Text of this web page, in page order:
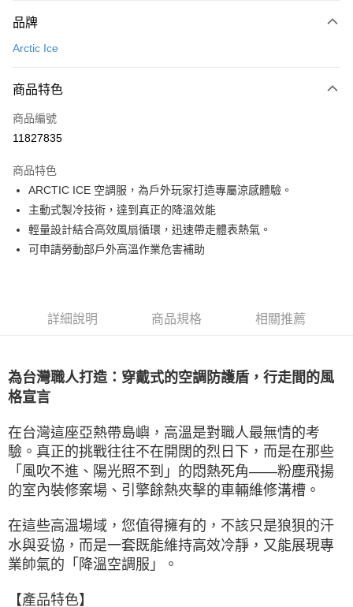
信用卡一次付款
3 期 0 利率 每期
合作金庫商業銀行
上海商業儲蓄銀行
臺灣中小企業銀行
匯豐（台灣）商業銀行
華泰商業銀行
聯邦商業銀行
遠東國際商業銀行
元大商業銀行
永豐商業銀行
玉山商業銀行
星展（台灣）商業銀行
超商取貨付款
LINE Pay
Apple Pay
ATM付款
運送方式
付款後全家取貨
7-11取貨付款
每筆NT$60，滿NT$490(含以上)免運費
每筆NT$60，滿NT$490(含以上)免運費
宅配
每筆NT$80，滿NT$490(含以上)免運費
離島宅配
每筆NT$80，滿NT$490(含以上)免運費
付款後門市自取
免運費
品牌
Arctic Ice
商品特色
商品編號
11827835
商品特色
ARCTIC ICE 空調服，為戶外玩家打造專屬涼感體驗。
主動式製冷技術，達到真正的降溫效能
輕量設計結合高效風扇循環，迅速帶走體表熱氣。
可申請勞動部戶外高溫作業危害補助
詳細說明 商品規格 相關推薦
為台灣職人打造：穿戴式的空調防護盾，行走間的風
格宣言
在台灣這座亞熱帶島嶼，高溫是對職人最無情的考
驗。真正的挑戰往往不在開闊的烈日下，而是在那些
「風吹不進、陽光照不到」的悶熱死角——粉塵飛揚
的室內裝修案場、引擎餘熱夾擊的車輛維修溝槽。
在這些高溫場域，您值得擁有的，不該只是狼狽的汗
水與妥協，而是一套既能維持高效冷靜，又能展現專
業帥氣的「降溫空調服」。
【產品特色】